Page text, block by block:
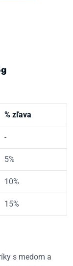
% zľava
-
5%
10%
15%
s medom a